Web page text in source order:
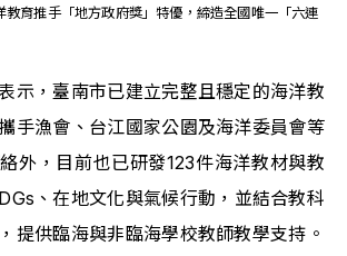
教育推手「地方政府獎」特優，締造全國唯一「六連
示，臺南市已建立完整且穩定的海洋教
手漁會、台江國家公園及海洋委員會等
外，目前也已研發123件海洋教材與教
、在地文化與氣候行動，並結合教科
提供臨海與非臨海學校教師教學支持。